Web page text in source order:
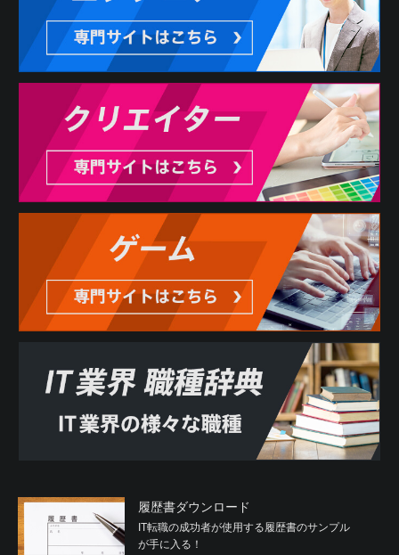
履歴書ダウンロード
IT転職の成功者が使用する履歴書のサンプル
が手に入る！